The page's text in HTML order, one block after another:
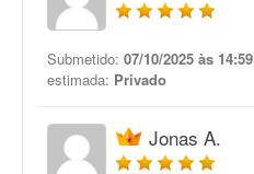
Submetido: 07/10/2025 às 14:59
estimada: Privado
Jonas A.